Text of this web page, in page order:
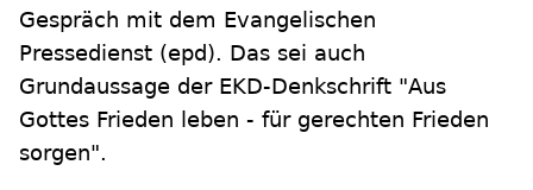
Gespräch mit dem Evangelischen
Pressedienst (epd). Das sei auch
Grundaussage der EKD-Denkschrift "Aus
Gottes Frieden leben - für gerechten Frieden
sorgen".